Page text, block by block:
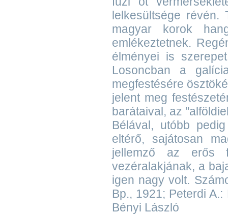
lelkesültsége
magyar korok
emlékeztetnek.
élményei is
Losoncban a
megfestésére
jelent meg
barátaival, az
Bélával, utóbb
eltérő, sajátosan
jellemző az erős
vezéralakjának, a
igen nagy volt.
Bp., 1921; Peterdi
Bényi László